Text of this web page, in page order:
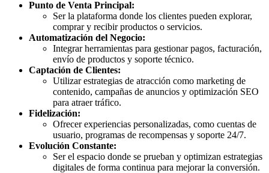
Punto de Venta Principal:
Ser la plataforma donde los clientes pueden explorar,
comprar y recibir productos o servicios.
Automatización del Negocio:
Integrar herramientas para gestionar pagos, facturación,
envío de productos y soporte técnico.
Captación de Clientes:
Utilizar estrategias de atracción como marketing de
contenido, campañas de anuncios y optimización SEO
para atraer tráfico.
Fidelización:
Ofrecer experiencias personalizadas, como cuentas de
usuario, programas de recompensas y soporte 24/7.
Evolución Constante:
Ser el espacio donde se prueban y optimizan estrategias
digitales de forma continua para mejorar la conversión.